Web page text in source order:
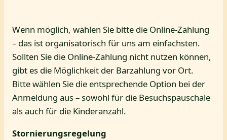
Wenn möglich, wählen Sie bitte die Online-Zahlung
– das ist organisatorisch für uns am einfachsten.
Sollten Sie die Online-Zahlung nicht nutzen können,
gibt es die Möglichkeit der Barzahlung vor Ort.
Bitte wählen Sie die entsprechende Option bei der
Anmeldung aus – sowohl für die Besuchspauschale
als auch für die Kinderanzahl.
Stornierungsregelung